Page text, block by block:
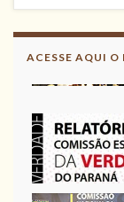
ACESSE AQUI O